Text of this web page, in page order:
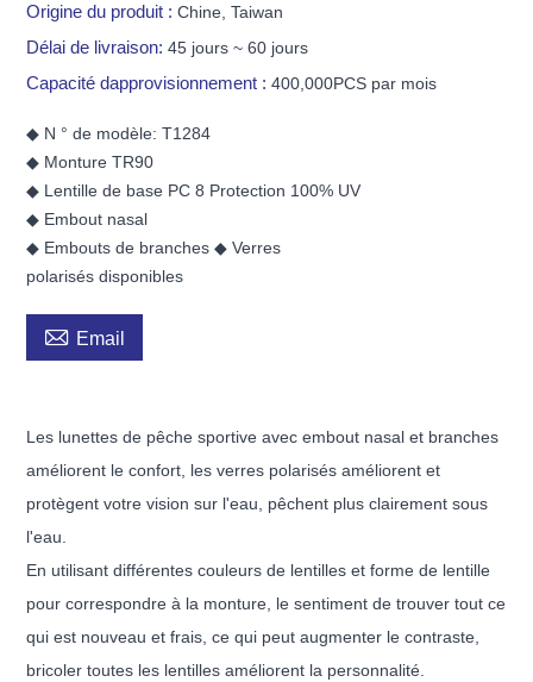
Origine du produit :Chine, Taiwan
Délai de livraison:45 jours ~ 60 jours
Capacité dapprovisionnement :400,000PCS par mois
◆ N ° de modèle: T1284
◆ Monture TR90
◆ Lentille de base PC 8 Protection 100% UV
◆ Embout nasal
◆ Embouts de branches ◆ Verres
polarisés disponibles
 Email
Les lunettes de pêche sportive avec embout nasal et branches
améliorent le confort, lesverres polarisés améliorent et
protègent votre vision sur l'eau, pêchent plus clairement sous
l'eau.
En utilisant différentes couleurs de lentilles et forme de lentille
pour correspondre à la monture, le sentiment de trouver tout ce
qui est nouveau et frais, ce qui peut augmenter le contraste,
bricoler toutes les lentilles améliorent la personnalité.